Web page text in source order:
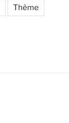
Thème